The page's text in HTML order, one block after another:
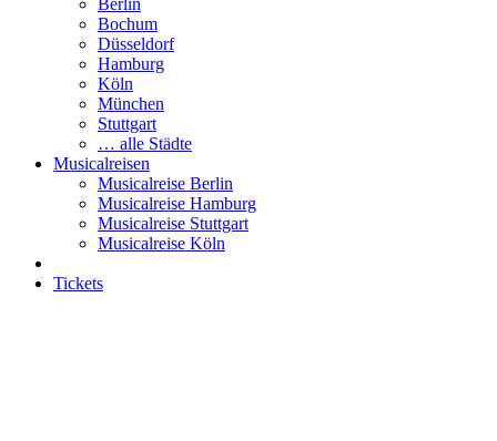
Berlin
Bochum
Düsseldorf
Hamburg
Köln
München
Stuttgart
… alle Städte
Musicalreisen
Musicalreise Berlin
Musicalreise Hamburg
Musicalreise Stuttgart
Musicalreise Köln
Tickets